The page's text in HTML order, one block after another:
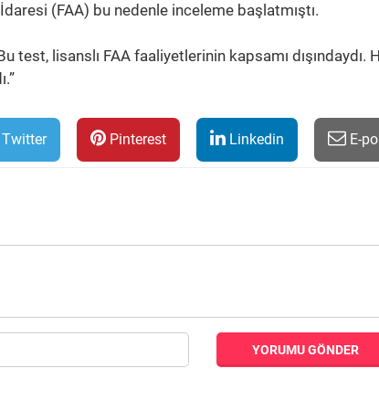
(FAA) bu nedenle inceleme başlatmıştı.
test, lisanslı FAA faaliyetlerinin kapsamı dışındaydı.
Twitter Pinterest Linkedin E-
YORUMU GÖNDER